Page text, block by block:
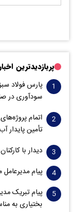
پربازدیدترین
پارس فولاد
سود‌آوری در
تأمین پایدار
دیدار با
پیام
پیام تبریک
بختیاری به